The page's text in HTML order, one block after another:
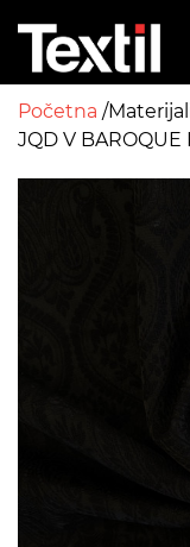
Početna
JQD V BAROQUE